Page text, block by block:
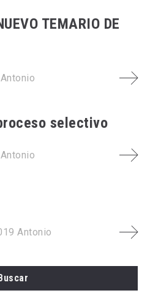
TEMARIO DE
Antonio
selectivo
Antonio
Antonio